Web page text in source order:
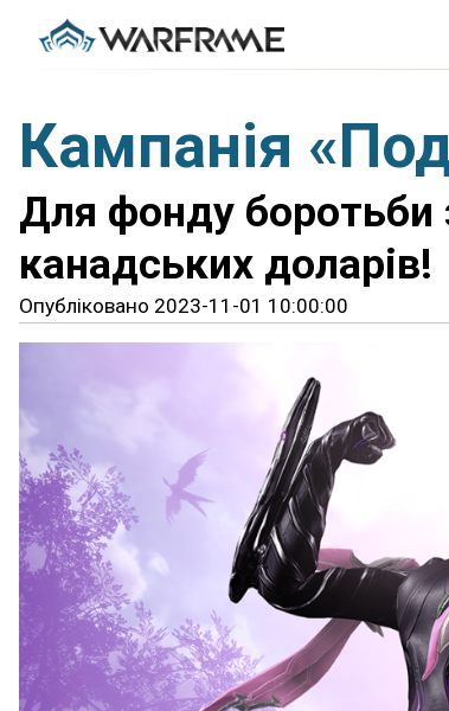
Кампанія
Для фонду боротьби
канадських доларів!
Опубліковано 2023-11-01 10:00:00